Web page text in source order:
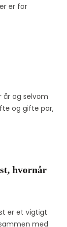
er for
og selvom
og gifte par,
hvornår
er et vigtigt
med